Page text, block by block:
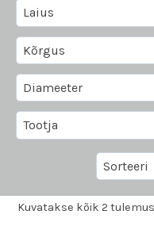
Kuvatakse kõik 2